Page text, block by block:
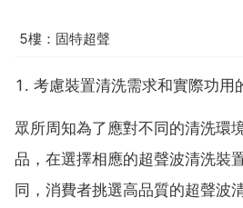
5樓：固特超聲
1. 考慮裝置清洗需求和實際功用
眾所周知為了應對不同的清洗環
品，在選擇相應的超聲波清洗裝
同，消費者挑選高品質的超聲波